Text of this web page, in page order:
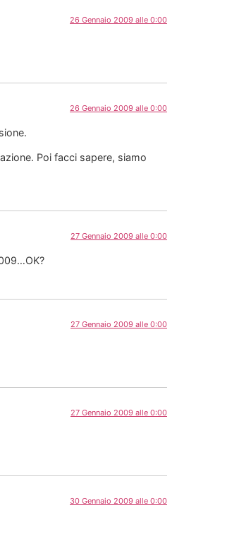
26 Gennaio 2009 alle 0:00
26 Gennaio 2009 alle 0:00
Poi facci sapere, siamo
27 Gennaio 2009 alle 0:00
27 Gennaio 2009 alle 0:00
27 Gennaio 2009 alle 0:00
30 Gennaio 2009 alle 0:00